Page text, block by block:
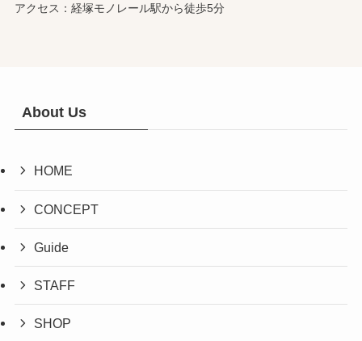
アクセス：経塚モノレール駅から徒歩5分
About Us
HOME
CONCEPT
Guide
STAFF
SHOP